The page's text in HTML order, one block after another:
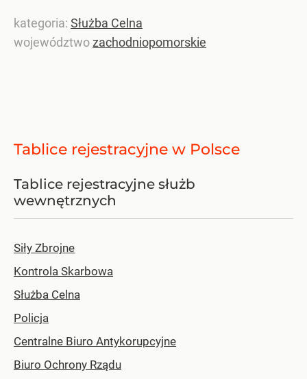
kategoria: Służba Celna
województwozachodniopomorskie
Tablice rejestracyjne w Polsce
Tablice rejestracyjne służb
wewnętrznych
Siły Zbrojne
Kontrola Skarbowa
Służba Celna
Policja
Centralne Biuro Antykorupcyjne
Biuro Ochrony Rządu